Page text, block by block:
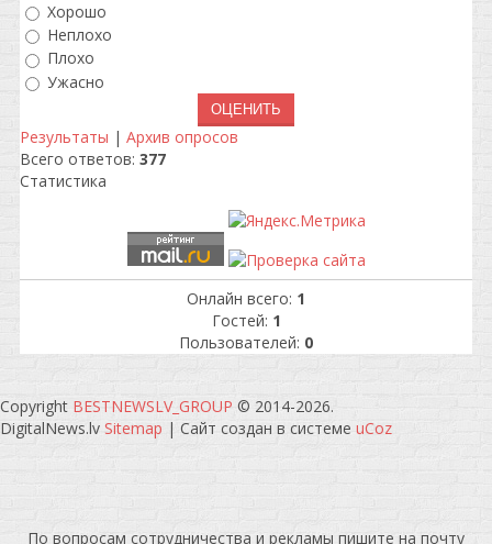
Хорошо
Неплохо
Плохо
Ужасно
Результаты | Архив опросов
Всего ответов: 377
Статистика
Онлайн всего: 1
Гостей: 1
Пользователей: 0
Copyright BESTNEWSLV_GROUP © 2014-2026.
DigitalNews.lv Sitemap | Сайт создан в системе uCoz
По вопросам сотрудничества и рекламы пишите на почту